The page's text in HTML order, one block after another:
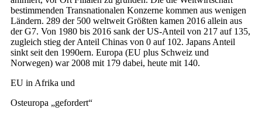
bestimmenden Transnationalen Konzerne kommen aus wenigen
Ländern. 289 der 500 weltweit Größten kamen 2016 allein aus
der G7. Von 1980 bis 2016 sank der US-Anteil von 217 auf 135,
zugleich stieg der Anteil Chinas von 0 auf 102. Japans Anteil
sinkt seit den 1990ern. Europa (EU plus Schweiz und
Norwegen) war 2008 mit 179 dabei, heute mit 140.
EU in Afrika und
Osteuropa „gefordert“